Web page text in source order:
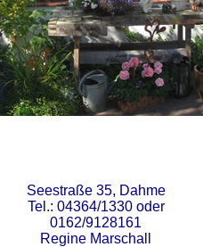
Seestraße 35, Dahme
Tel.: 04364/1330 oder
0162/9128161
Regine Marschall